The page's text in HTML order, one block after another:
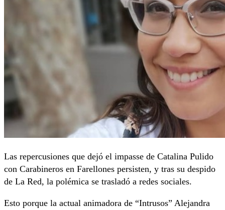
Las repercusiones que dejó el impasse de Catalina Pulido
con Carabineros en Farellones persisten, y tras su despido
de La Red, la polémica se trasladó a redes sociales.
Esto porque la actual animadora de “Intrusos” Alejandra